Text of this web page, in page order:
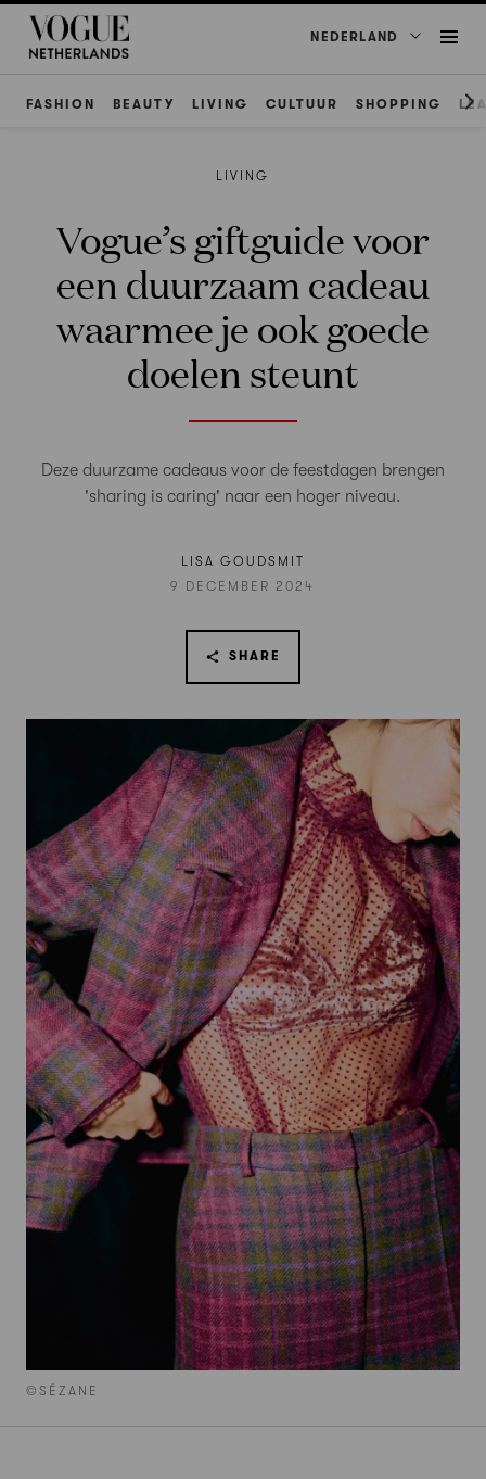
NEDERLAND
FASHION BEAUTY LIVING CULTUUR SHOPPING
©SÉZANE
LIVING
Vogue’s giftguide voor
een duurzaam cadeau
waarmee je ook goede
doelen steunt
Deze duurzame cadeaus voor de feestdagen brengen
'sharing is caring' naar een hoger niveau.
LISA GOUDSMIT
9 DECEMBER 2024
SHARE